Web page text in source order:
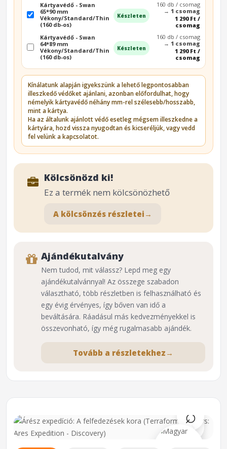
›
⌕
Kártyavédő - Swan
65*90 mm
Vékony/Standard/Thin
(160 db-os)
Készleten
160 db / csomag
→ 1 csomag
1 290 Ft /
csomag
Kártyavédő - Swan
64*89 mm
Vékony/Standard/Thin
(160 db-os)
Készleten
160 db / csomag
→ 1 csomag
1 290 Ft /
csomag
Kínálatunk alapján igyekszünk a lehető legpontosabban
illeszkedő védőket ajánlani, azonban előfordulhat, hogy
némelyik kártyavédő néhány mm-rel szélesebb/hosszabb,
mint a kártya.
Ha az általunk ajánlott védő esetleg mégsem illeszkedne a
kártyára, hozd vissza nyugodtan és kicseréljük, vagy vedd
fel velünk a kapcsolatot.
Kölcsönözd ki!
Ez a termék nem kölcsönözhető
A kölcsönzés részletei →
Ajándékutalvány
Nem tudod, mit válassz? Lepd meg egy
ajándékutalvánnyal! Az összege szabadon
választható, több részletben is felhasználható és
egy évig érvényes, így bőven van idő a
beváltására. Ráadásul más kedvezményekkel is
összevonható, így még rugalmasabb ajándék.
Tovább a részletekhez →